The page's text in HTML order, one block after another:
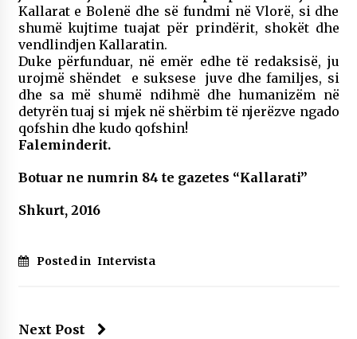
Kallarat e Bolenë dhe së fundmi në Vlorë, si dhe
shumë kujtime tuajat për prindërit, shokët dhe
vendlindjen Kallaratin.
Duke përfunduar, në emër edhe të redaksisë, ju
urojmë shëndet e suksese juve dhe familjes, si
dhe sa më shumë ndihmë dhe humanizëm në
detyrën tuaj si mjek në shërbim të njerëzve ngado
qofshin dhe kudo qofshin!
Faleminderit.
Botuar ne numrin 84 te gazetes “Kallarati”
Shkurt, 2016
Posted in Intervista
Next Post